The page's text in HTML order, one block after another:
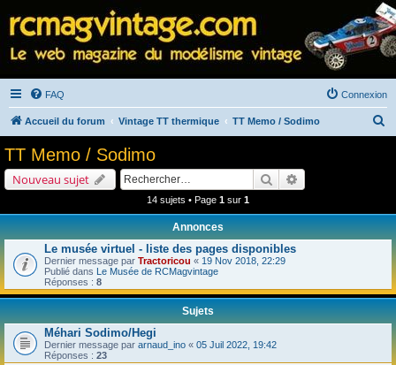
FAQ Connexion
Accueil du forum Vintage TT thermique TT Memo / Sodimo
e
TT Memo / Sodimo
Nouveau sujet Rechercher
14 sujets • Page 1 sur 1
Annonces
Le musée virtuel - liste des pages disponibles
Dernier message par Tractoricou « 19 Nov 2018, 22:29
Publié dans Le Musée de RCMagvintage
Réponses : 8
Sujets
Méhari Sodimo/Hegi
Dernier message par arnaud_ino « 05 Juil 2022, 19:42
Réponses : 23